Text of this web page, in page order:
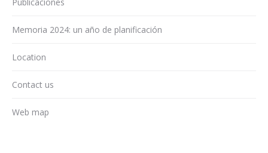
Memoria 2024: un año de planificación
Location
Contact us
Web map